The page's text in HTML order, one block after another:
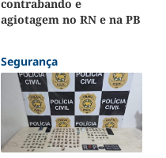
contrabando e
agiotagem no RN e na PB
Segurança